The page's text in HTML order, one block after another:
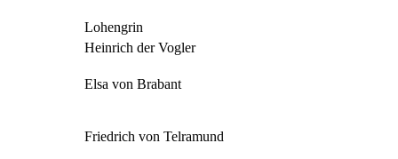
Lohengrin
Heinrich der Vogler
Elsa von Brabant
Friedrich von Telramund